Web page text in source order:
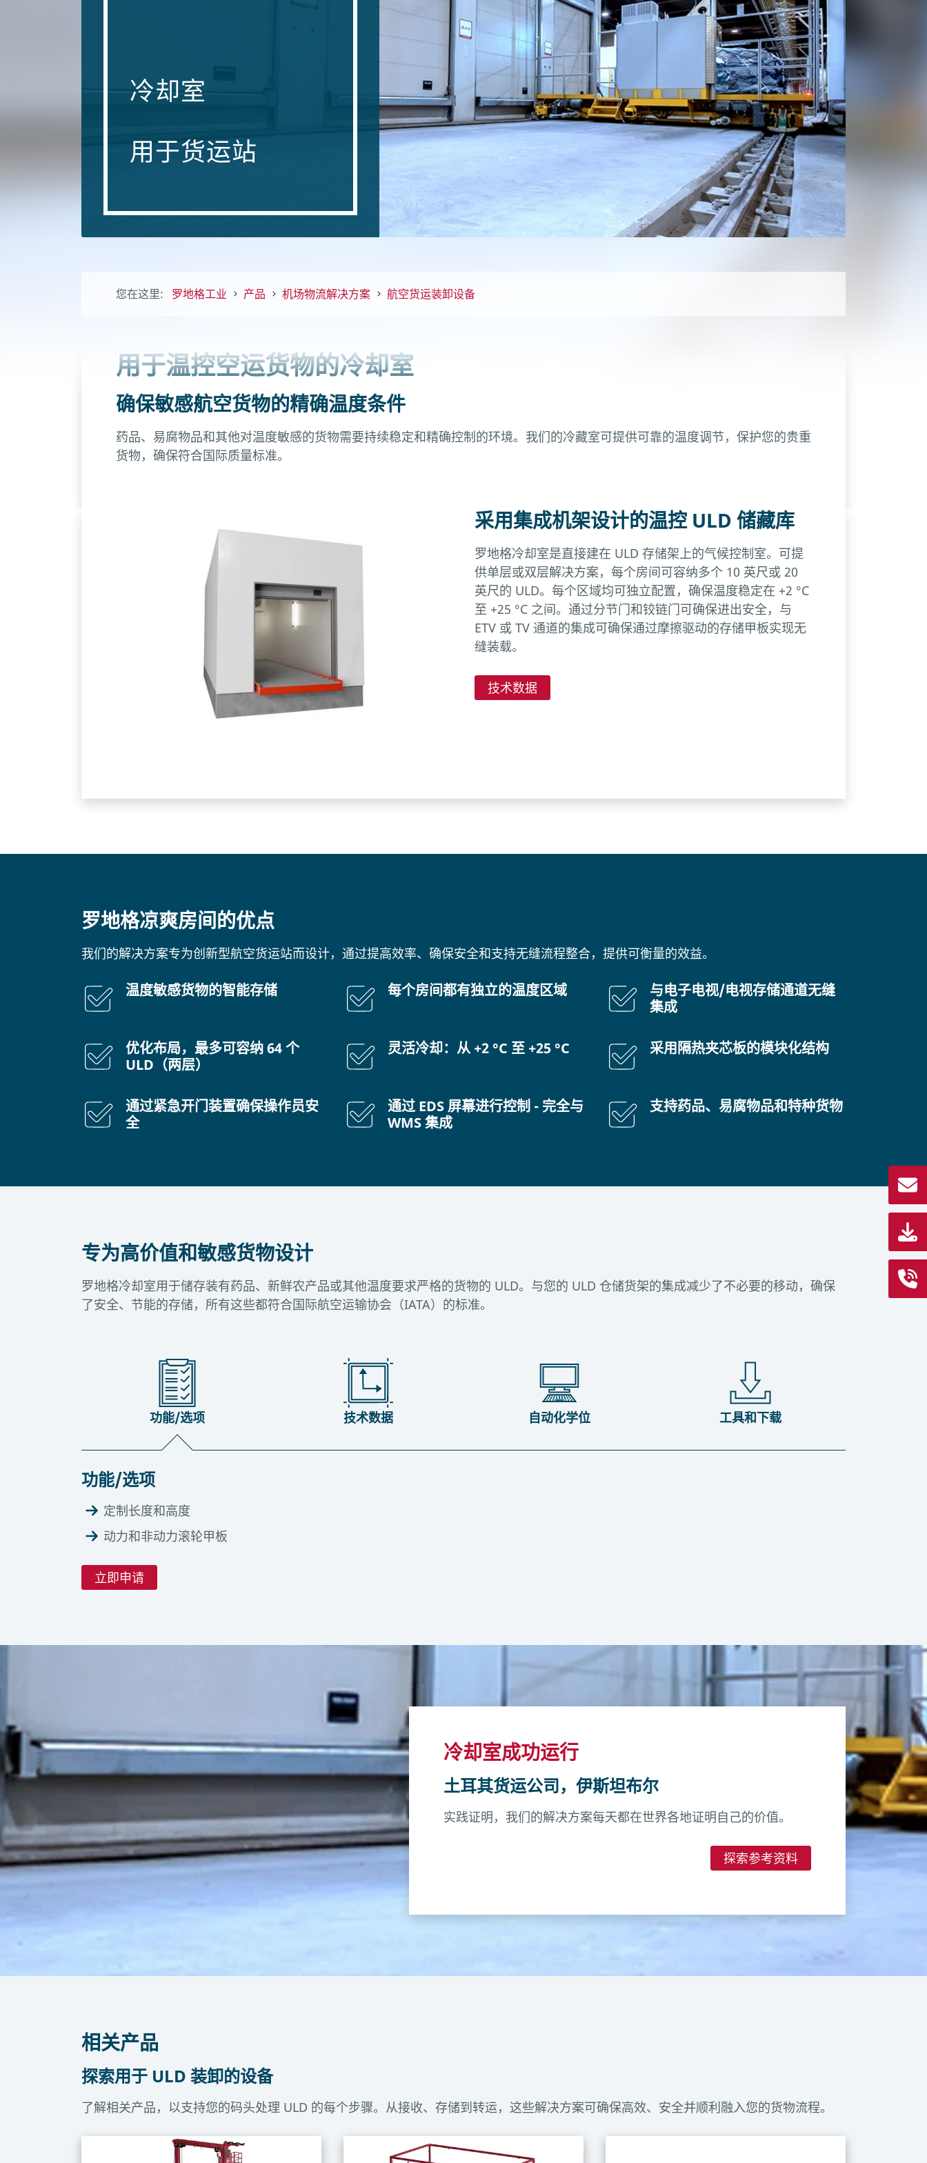
冷却室
用于货运站
您在这里: 罗地格工业 产品 机场物流解决方案 航空货运装卸设备
用于温控空运货物的冷却室
确保敏感航空货物的精确温度条件
药品、易腐物品和其他对温度敏感的货物需要持续稳定和精确控制的环境。我们的冷藏室可提供可靠的温度调节，保护您的贵重
货物，确保符合国际质量标准。
采用集成机架设计的温控 ULD 储藏库
罗地格冷却室是直接建在 ULD 存储架上的气候控制室。可提
供单层或双层解决方案，每个房间可容纳多个 10 英尺或 20
英尺的 ULD。每个区域均可独立配置，确保温度稳定在 +2 °C
至 +25 °C 之间。通过分节门和铰链门可确保进出安全，与
ETV 或 TV 通道的集成可确保通过摩擦驱动的存储甲板实现无
缝装载。
技术数据
罗地格凉爽房间的优点
我们的解决方案专为创新型航空货运站而设计，通过提高效率、确保安全和支持无缝流程整合，提供可衡量的效益。
温度敏感货物的智能存储 每个房间都有独立的温度区域
与电子电视/电视存储通道无缝
集成
优化布局，最多可容纳 64 个
ULD（两层）
灵活冷却：从 +2 °C 至 +25 °C 采用隔热夹芯板的模块化结构
通过紧急开门装置确保操作员安
全
通过 EDS 屏幕进行控制 - 完全与
WMS 集成
支持药品、易腐物品和特种货物
专为高价值和敏感货物设计
罗地格冷却室用于储存装有药品、新鲜农产品或其他温度要求严格的货物的 ULD。与您的 ULD 仓储货架的集成减少了不必要的移动，确保
了安全、节能的存储，所有这些都符合国际航空运输协会（IATA）的标准。
功能/选项 技术数据 自动化学位 工具和下载
功能/选项
定制长度和高度
动力和非动力滚轮甲板
立即申请
最大 20 英尺
隔热板
面板厚度（约） 100 毫米
面板类型 PIR 夹层
表面 白色食品安全塑料，与镀锌钢板复合
显示更多
藏室。半自动化设置与摩擦驱动的存储甲板和终端系统相连，通过 EDS 进行温度控制。
全自动解决方案将转运车、升降转运车或辊筒输送机与
集成在一起，提供与仓库管理和自动化系统的无缝连接，实
现免提装载、卸载和存储。这种可扩展性使操作员能够从手动改造适应到高吞吐量的自动化系统。
冷却室成功运行
土耳其货运公司，伊斯坦布尔
实践证明，我们的解决方案每天都在世界各地证明自己的价值。
探索参考资料
相关产品
探索用于 ULD 装卸的设备
了解相关产品，以支持您的码头处理 ULD 的每个步骤。从接收、存储到转运，这些解决方案可确保高效、安全并顺利融入您的货物流程。